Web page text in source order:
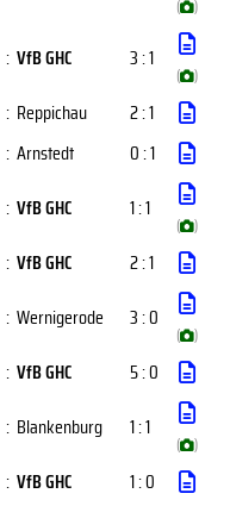
( )
: VfB GHC 3 : 1
( )
: Reppichau
2 : 1
: Arnstedt
0 : 1
: VfB GHC 1 : 1
( )
: VfB GHC
2 : 1
: Wernigerode 3 : 0
( )
: VfB GHC
5 : 0
: Blankenburg 1 : 1
( )
: VfB GHC
1 : 0